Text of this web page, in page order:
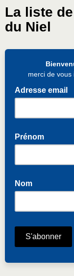
La liste
du Niel
merci de vous
Adresse email
Prénom
Nom